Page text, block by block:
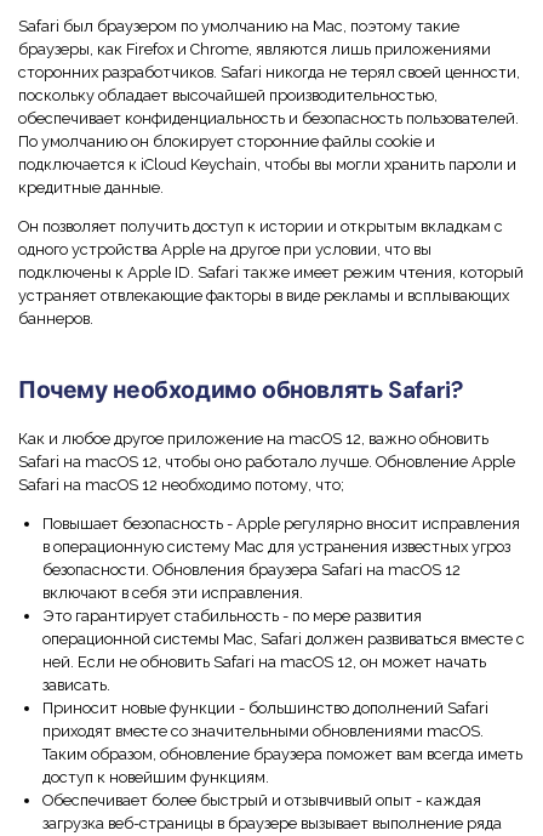
Новый PDFelement 12
проще
От AI-функций до пакетных инструментов: новый
PDFelement делает работу с PDF еще удобнее.
PDF OCR
Извлечение данных из PDF
Защита PDF паролем
Поделиться PDF
Комплексные решения
Преподавание
Юриспруденция
Здравоохранение
Правительство
Издательство
Фрилансер
Все Функции PDF
Канал на YouTube
Сообщество ВКонтакте
Канал Яндекс Дзен
Safari был браузером по умолчанию на Mac, поэтому такие
браузеры, как Firefox и Chrome, являются лишь приложениями
сторонних разработчиков. Safari никогда не терял своей ценности,
поскольку обладает высочайшей производительностью,
обеспечивает конфиденциальность и безопасность пользователей.
По умолчанию он блокирует сторонние файлы cookie и
подключается к iCloud Keychain, чтобы вы могли хранить пароли и
кредитные данные.
Он позволяет получить доступ к истории и открытым вкладкам с
одного устройства Apple на другое при условии, что вы
подключены к Apple ID. Safari также имеет режим чтения, который
устраняет отвлекающие факторы в виде рекламы и всплывающих
баннеров.
Почему необходимо обновлять Safari?
Как и любое другое приложение на macOS 12, важно обновить
Safari на macOS 12, чтобы оно работало лучше. Обновление Apple
Safari на macOS 12 необходимо потому, что;
Повышает безопасность - Apple регулярно вносит исправления
в операционную систему Mac для устранения известных угроз
безопасности. Обновления браузера Safari на macOS 12
включают в себя эти исправления.
Это гарантирует стабильность - по мере развития
операционной системы Mac, Safari должен развиваться вместе с
ней. Если не обновить Safari на macOS 12, он может начать
зависать.
Приносит новые функции - большинство дополнений Safari
приходят вместе со значительными обновлениями macOS.
Таким образом, обновление браузера поможет вам всегда иметь
доступ к новейшим функциям.
Обеспечивает более быстрый и отзывчивый опыт - каждая
загрузка веб-страницы в браузере вызывает выполнение ряда